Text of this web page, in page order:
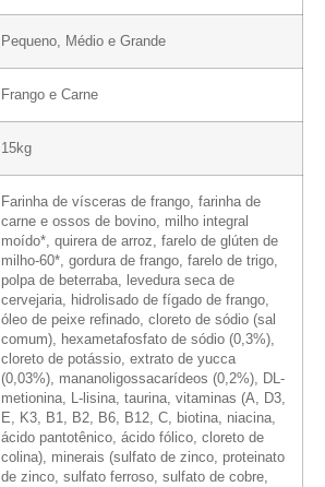
Pequeno, Médio e Grande
Frango e Carne
15kg
Farinha de vísceras de frango, farinha de
carne e ossos de bovino, milho integral
moído*, quirera de arroz, farelo de glúten de
milho-60*, gordura de frango, farelo de trigo,
polpa de beterraba, levedura seca de
cervejaria, hidrolisado de fígado de frango,
óleo de peixe refinado, cloreto de sódio (sal
comum), hexametafosfato de sódio (0,3%),
cloreto de potássio, extrato de yucca
(0,03%), mananoligossacarídeos (0,2%), DL-
metionina, L-lisina, taurina, vitaminas (A, D3,
E, K3, B1, B2, B6, B12, C,
biotina, niacina,
ácido pantotênico, ácido fólico, cloreto de
colina), minerais (sulfato de zinco, proteinato
de zinco, sulfato ferroso, sulfato de cobre,